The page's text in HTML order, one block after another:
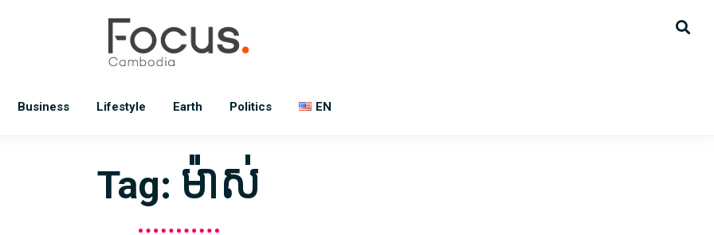
Business Lifestyle Earth Politics EN
Tag: ម៉ាស់